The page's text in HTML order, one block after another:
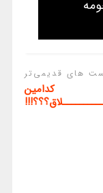
های قدیمی‌تر
کدامین